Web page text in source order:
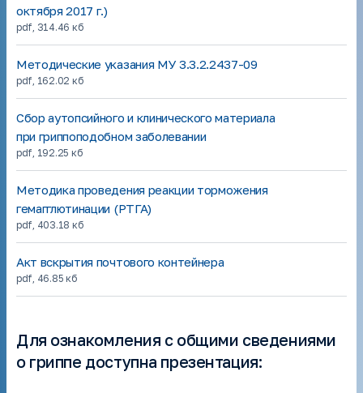
октября 2017 г.)
pdf 314.46 кб
Методические указания МУ 3.3.2.2437-09
pdf 162.02 кб
Сбор аутопсийного и клинического материала
при гриппоподобном заболевании
pdf 192.25 кб
Методика проведения реакции торможения
гемагглютинации (РТГА)
pdf 403.18 кб
Акт вскрытия почтового контейнера
pdf 46.85 кб
Для ознакомления с общими сведениями
о гриппе доступна презентация: